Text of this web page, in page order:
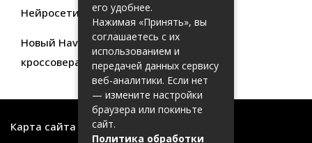
Нейросети для продуктивности
Новый Haval Jolion: обзор современного
кроссовера для активной жизни
Карта сайта
его удобнее.
Нажимая «Принять», вы
соглашаетесь с их
использованием и
передачей данных сервису
веб-аналитики. Если нет
— измените настройки
браузера или покиньте
сайт.
Политика обработки